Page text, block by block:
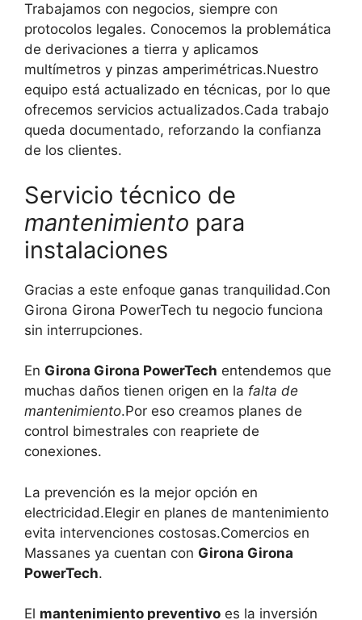
Trabajamos con negocios, siempre con
protocolos legales. Conocemos la problemática
de derivaciones a tierra y aplicamos
multímetros y pinzas amperimétricas.Nuestro
equipo está actualizado en técnicas, por lo que
ofrecemos servicios actualizados.Cada trabajo
queda documentado, reforzando la confianza
de los clientes.
Servicio técnico de
mantenimiento para
instalaciones
Gracias a este enfoque ganas tranquilidad.Con
Girona Girona PowerTech tu negocio funciona
sin interrupciones.
En Girona Girona PowerTech entendemos que
muchas daños tienen origen en la falta de
mantenimiento.Por eso creamos planes de
control bimestrales con reapriete de
conexiones.
La prevención es la mejor opción en
electricidad.Elegir en planes de mantenimiento
evita intervenciones costosas.Comercios en
Massanes ya cuentan con Girona Girona
PowerTech.
El mantenimiento preventivo es la inversión